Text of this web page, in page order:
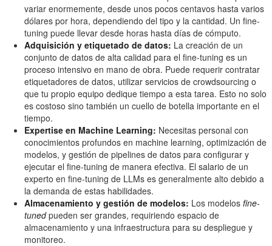
variar enormemente, desde unos pocos centavos hasta varios
dólares por hora, dependiendo del tipo y la cantidad. Un fine-
tuning puede llevar desde horas hasta días de cómputo.
Adquisición y etiquetado de datos: La creación de un
conjunto de datos de alta calidad para el fine-tuning es un
proceso intensivo en mano de obra. Puede requerir contratar
etiquetadores de datos, utilizar servicios de crowdsourcing o
que tu propio equipo dedique tiempo a esta tarea. Esto no solo
es costoso sino también un cuello de botella importante en el
tiempo.
Expertise en Machine Learning: Necesitas personal con
conocimientos profundos en machine learning, optimización de
modelos, y gestión de pipelines de datos para configurar y
ejecutar el fine-tuning de manera efectiva. El salario de un
experto en fine-tuning de LLMs es generalmente alto debido a
la demanda de estas habilidades.
Almacenamiento y gestión de modelos: Los modelos fine-
tunedpueden ser grandes, requiriendo espacio de
almacenamiento y una infraestructura para su despliegue y
monitoreo.